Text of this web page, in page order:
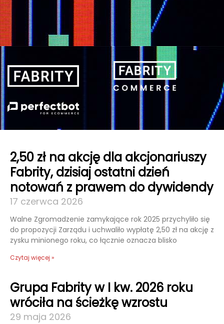
2,50 zł na akcję dla akcjonariuszy
Fabrity, dzisiaj ostatni dzień
notowań z prawem do dywidendy
17 czerwca 2026
Walne Zgromadzenie zamykające rok 2025 przychyliło się
do propozycji Zarządu i uchwaliło wypłatę 2,50 zł na akcję z
zysku minionego roku, co łącznie oznacza blisko
Czytaj więcej »
Grupa Fabrity w I kw. 2026 roku
wróciła na ścieżkę wzrostu
29 maja 2026